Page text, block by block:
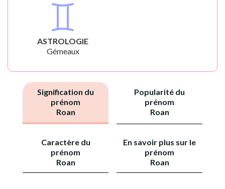
ASTROLOGIE
Gémeaux
Signification du
prénom
Roan
Popularité du
prénom
Roan
Caractère du
prénom
Roan
En savoir plus sur le
prénom
Roan